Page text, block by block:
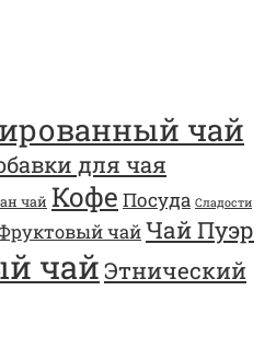
чай
для чая
чай Кофе Посуда Сладости
чайЧай Пуэр
чайЭтнический